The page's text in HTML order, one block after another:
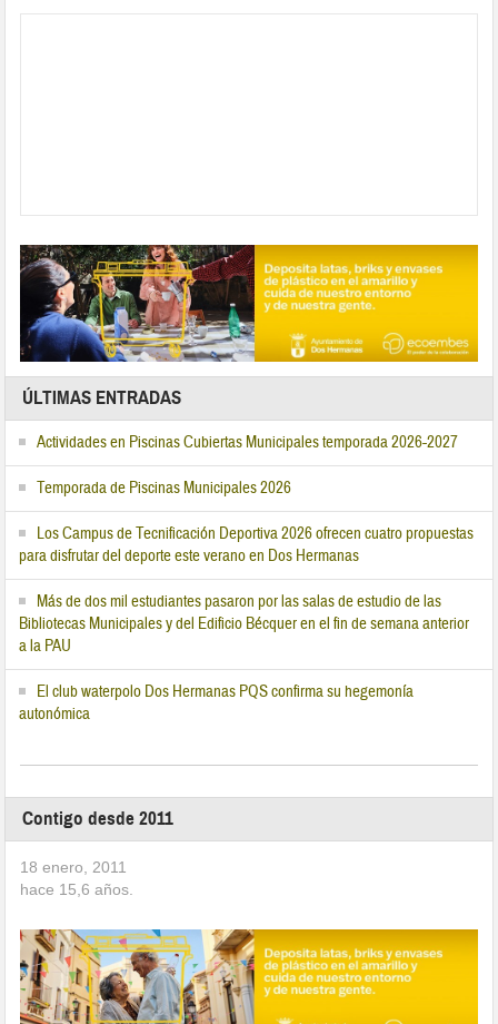
ÚLTIMAS ENTRADAS
Actividades en Piscinas Cubiertas Municipales temporada 2026-2027
Temporada de Piscinas Municipales 2026
Los Campus de Tecnificación Deportiva 2026 ofrecen cuatro propuestas
para disfrutar del deporte este verano en Dos Hermanas
Más de dos mil estudiantes pasaron por las salas de estudio de las
Bibliotecas Municipales y del Edificio Bécquer en el fin de semana anterior
a la PAU
El club waterpolo Dos Hermanas PQS confirma su hegemonía
autonómica
Contigo desde 2011
18 enero, 2011
hace 15,6 años.